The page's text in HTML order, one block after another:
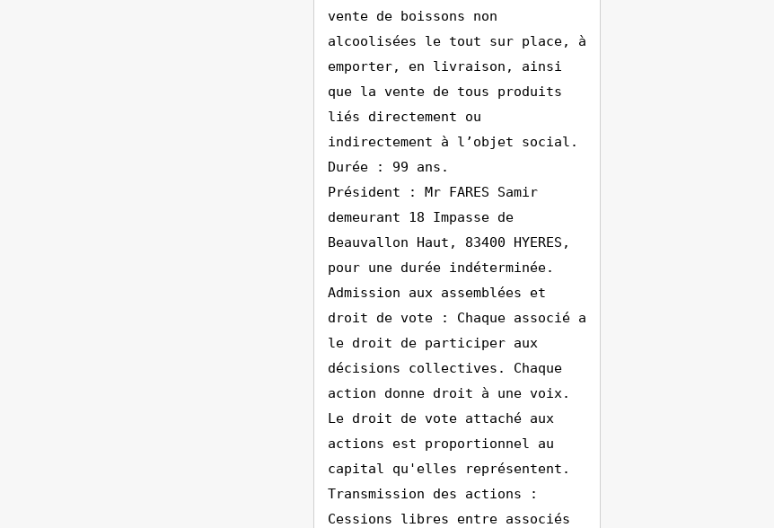
vente de boissons non
alcoolisées le tout sur place, à
emporter, en livraison, ainsi
que la vente de tous produits
liés directement ou
indirectement à l’objet social.
Durée : 99 ans.
Président : Mr FARES Samir
demeurant 18 Impasse de
Beauvallon Haut, 83400 HYERES,
pour une durée indéterminée.
Admission aux assemblées et
droit de vote : Chaque associé a
le droit de participer aux
décisions collectives. Chaque
action donne droit à une voix.
Le droit de vote attaché aux
actions est proportionnel au
capital qu'elles représentent.
Transmission des actions :
Cessions libres entre associés